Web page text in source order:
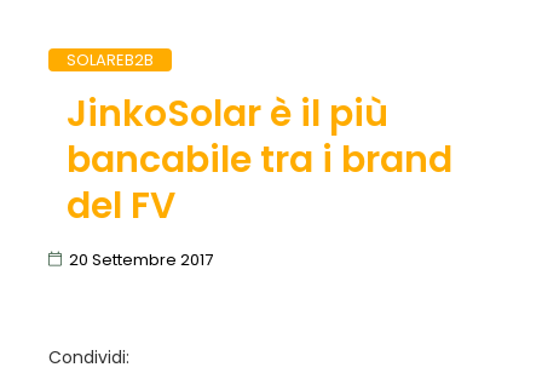
SOLAREB2B
JinkoSolar è il più
bancabile tra i brand
del FV
20 Settembre 2017
Condividi: